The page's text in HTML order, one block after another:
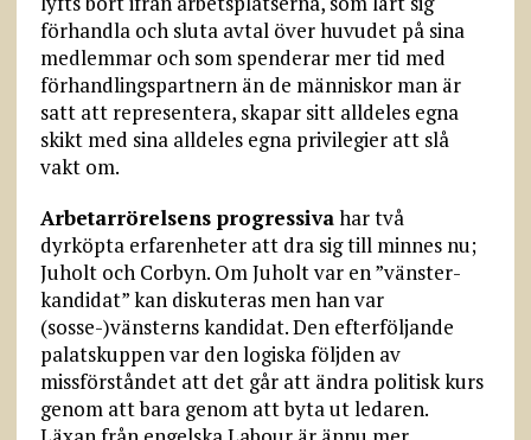
förhandla och sluta avtal över huvudet på sina
medlemmar och som spenderar mer tid med
förhandlingspartnern än de människor man är
satt att representera, skapar sitt alldeles egna
skikt med sina alldeles egna privilegier att slå
vakt om.
Arbetarrörelsens progressivahar två
dyrköpta erfarenheter att dra sig till minnes nu;
Juholt och Corbyn. Om Juholt var en ”vänster­
kandidat” kan diskuteras men han var
(sosse-)vänsterns kandidat. Den efterföljande
palatskuppen var den logiska följden av
missförståndet att det går att ändra politisk kurs
genom att bara genom att byta ut ledaren.